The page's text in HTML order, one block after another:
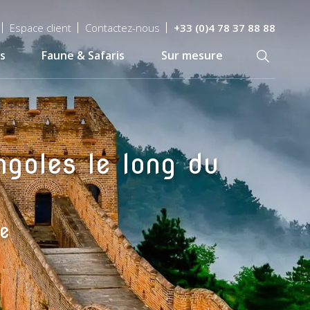
Espace client Contactez-nous +33 (0)4 78 37 88 88
Faune & Safaris Sur mesure
le long du